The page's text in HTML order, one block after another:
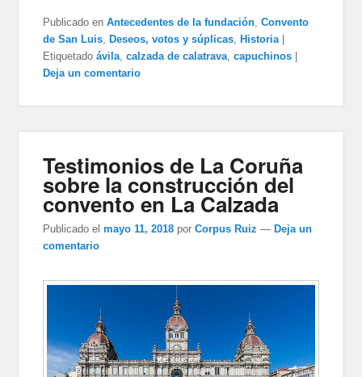
Publicado en Antecedentes de la fundación,Convento
de San Luis, Deseos, votos y súplicas, Historia
Etiquetado ávila,calzada de calatrava,capuchinos
Deja un comentario
Testimonios de La Coruña
sobre la construcción del
convento en La Calzada
Publicado el mayo 11, 2018 porCorpus Ruiz — Deja un
comentario